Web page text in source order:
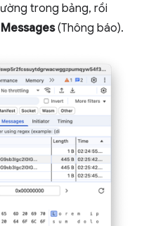
trong bảng, rồi
Messages(Thông báo).